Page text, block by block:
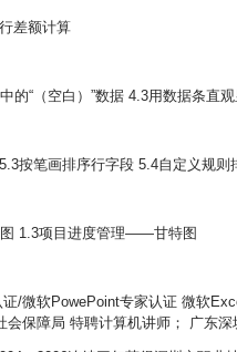
差额计算
的“（空白）”数据 4.3用数据条直
按笔画排序行字段 5.4自定义规则
1.3项目进度管理——甘特图
/微软PowePoint专家认证 微软
保障局 特聘计算机讲师； 广东深